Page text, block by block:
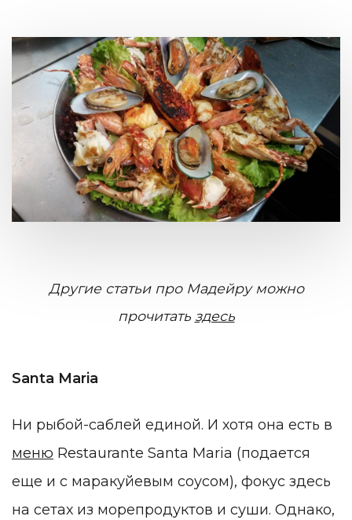
Другие статьи про Мадейру можно
прочитать здесь
Santa Maria
Ни рыбой-саблей единой. И хотя она есть в
меню Restaurante Santa Maria (подается
еще и с маракуйевым соусом), фокус здесь
на сетах из морепродуктов и суши. Однако,